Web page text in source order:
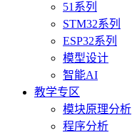
51系列
STM32系列
ESP32系列
模型设计
智能AI
教学专区
模块原理分析
程序分析